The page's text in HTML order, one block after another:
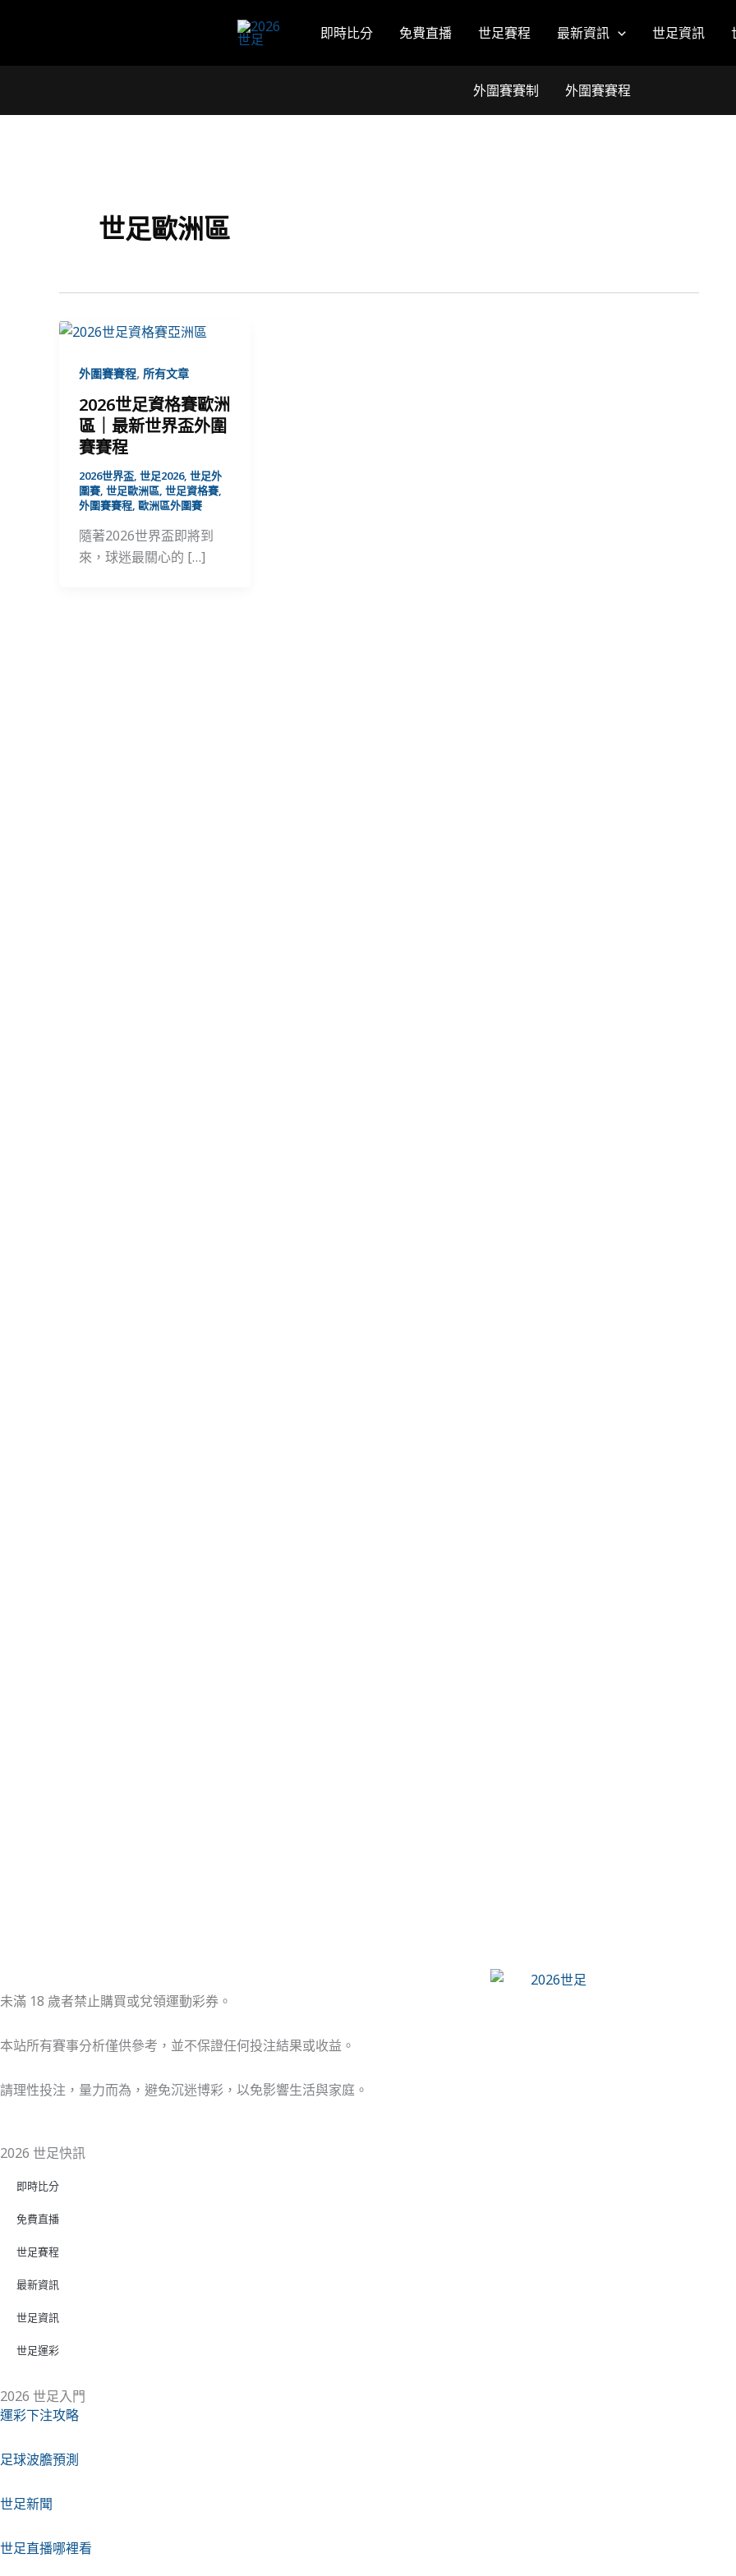
容
即時比分 免費直播 世足賽程 最新資訊 世足資訊
外圍賽賽制 外圍賽賽程
世足歐洲區
外圍賽賽程, 所有文章
2026世足資格賽歐洲
區｜最新世界盃外圍
賽賽程
2026世界盃 世足2026, 世足外
圍賽 世足歐洲區 世足資格賽
外圍賽賽程 歐洲區外圍賽
隨著2026世界盃即將到
來，球迷最關心的 […]
未滿 18 歲者禁止購買或兌領運動彩券。
本站所有賽事分析僅供參考，並不保證任何投注結果或收益。
請理性投注，量力而為，避免沉迷博彩，以免影響生活與家庭。
2026 世足快訊
即時比分
免費直播
世足賽程
最新資訊
世足資訊
世足運彩
2026 世足入門
運彩下注攻略
足球波膽預測
世足新聞
世足直播哪裡看